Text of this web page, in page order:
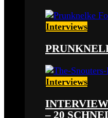
Interviews
Interviews
– 20